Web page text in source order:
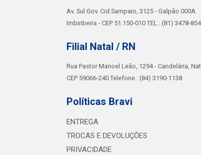
Av. Sul Gov. Cid Sampaio, 3125 - Galpão 000A
Imbiribeira - CEP 51.150-010 TEL.: (81) 3478-
Filial Natal / RN
Rua Pastor Manoel Leão, 1294 - Candelária,
CEP 59066-240 Telefone.: (84) 3190-1138
Políticas Bravi
ENTREGA
TROCAS E DEVOLUÇÕES
PRIVACIDADE